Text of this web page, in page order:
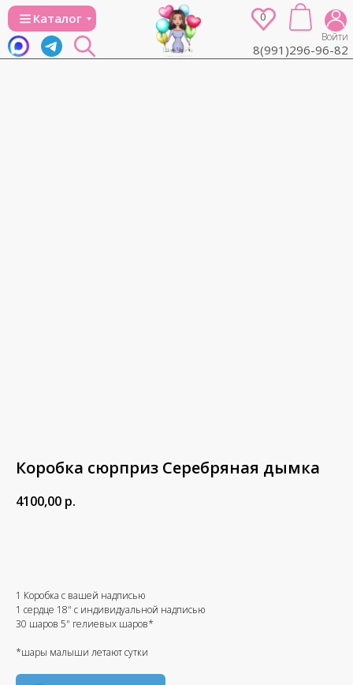
Каталог
Войти
0
8(991)296-96-82
Коробка сюрприз Серебряная дымка
4100,00 р.
1 Коробка с вашей надписью
1 сердце 18" с индивидуальной надписью
30 шаров 5" гелиевых шаров*
*шары малыши летают сутки